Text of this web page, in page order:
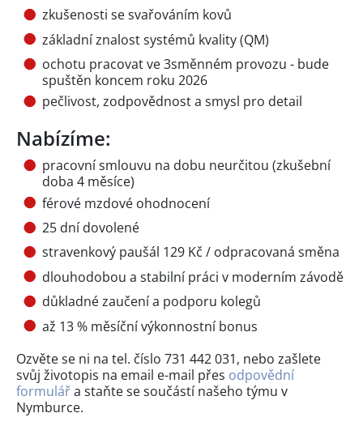
zkušenosti se svařováním kovů
základní znalost systémů kvality (QM)
ochotu pracovat ve 3směnném provozu - bude
spuštěn koncem roku 2026
pečlivost, zodpovědnost a smysl pro detail
Nabízíme:
pracovní smlouvu na dobu neurčitou (zkušební
doba 4 měsíce)
férové mzdové ohodnocení
25 dní dovolené
stravenkový paušál 129 Kč / odpracovaná směna
dlouhodobou a stabilní práci v moderním závodě
důkladné zaučení a podporu kolegů
až 13 % měsíční výkonnostní bonus
Ozvěte se ni na tel. číslo 731 442 031, nebo zašlete
svůj životopis na email e-mail přes odpovědní
formulářa staňte se součástí našeho týmu v
Nymburce.